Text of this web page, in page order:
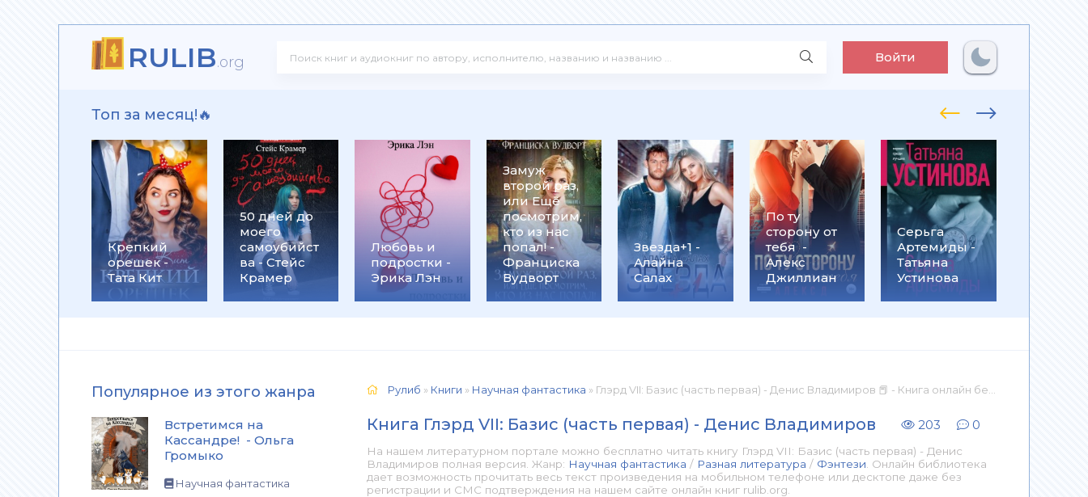
RULIB.org Войти
Топ за месяц!🔥
Крепкий
орешек -
Тата Кит
50 дней до
моего
самоубийст
ва - Стейс
Крамер
Любовь и
подростки -
Эрика Лэн
Замуж
второй раз,
или Ещё
посмотрим,
кто из нас
попал! -
Франциска
Вудворт
Звезда+1 -
Алайна
Салах
По ту
сторону от
тебя -
Алекс
Джиллиан
Серьга
Артемиды -
Татьяна
Устинова
на
- Ольга
Громыко
Популярное из этого жанра
Встретимся на
Кассандре! - Ольга
Громыко
Научная фантастика
Рулиб » Книги » Научная фантастика » Глэрд VII: Базис (часть первая) - Денис Владимиров 📕 - Книга онлайн бесплатно
Книга Глэрд VII: Базис (часть первая) - Денис Владимиров 203 0
На нашем литературном портале можно бесплатно читать книгу Глэрд VII: Базис (часть первая) - Денис
Владимиров полная версия. Жанр: Научная фантастика / Разная литература / Фэнтези . Онлайн библиотека
дает возможность прочитать весь текст произведения на мобильном телефоне или десктопе даже без
регистрации и СМС подтверждения на нашем сайте онлайн книг rulib.org.
- Ольга Громыко
Петерсен
Глебов
Лукьяненко